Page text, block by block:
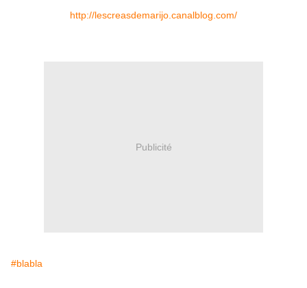
http://lescreasdemarijo.canalblog.com/
Publicité
#blabla